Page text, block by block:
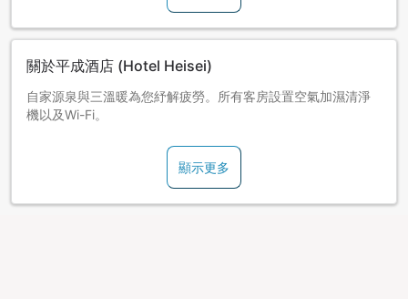
關於平成酒店 (Hotel Heisei)
自家源泉與三溫暖為您紓解疲勞。所有客房設置空氣加濕清淨
機以及Wi-Fi。
顯示更多